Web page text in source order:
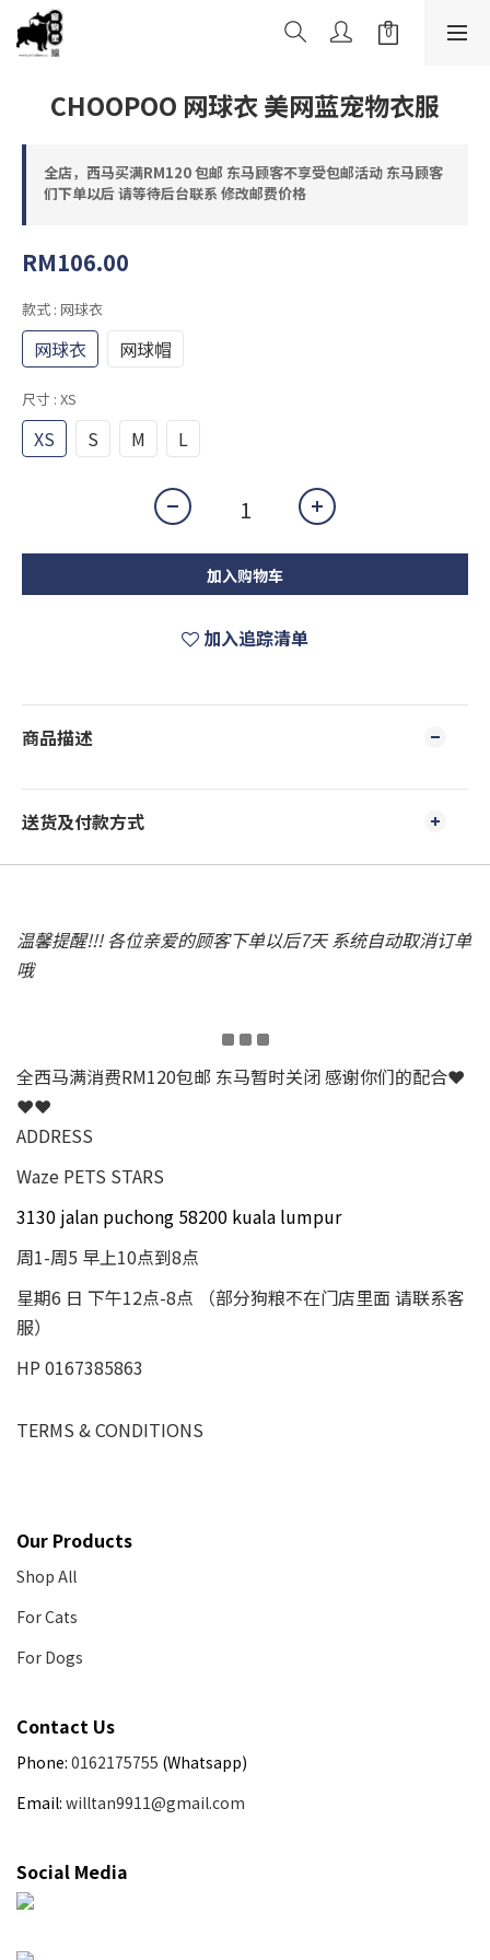
CHOOPOO 网球衣 美网蓝宠物衣服
全店，西马买满RM120 包邮 东马顾客不享受包邮活动 东马顾客
们下单以后 请等待后台联系 修改邮费价格
RM106.00
款式 : 网球衣
网球衣 网球帽
尺寸 : XS
XS S M L
加入购物车
加入追踪清单
商品描述
送货及付款方式
温馨提醒!!! 各位亲爱的顾客下单以后7天 系统自动取消订单
哦
全西马满消费RM120包邮 东马暂时关闭 感谢你们的配合❤
❤❤
ADDRESS
Waze PETS STARS
3130 jalan puchong 58200 kuala lumpur
周1-周5 早上10点到8点
星期6 日 下午12点-8点 （部分狗粮不在门店里面 请联系客
服）
HP 0167385863
TERMS & CONDITIONS
Our Products
Shop All
For Cats
For Dogs
Contact Us
Phone: 0162175755 (Whatsapp)
Email: willtan9911@gmail.com
Social Media